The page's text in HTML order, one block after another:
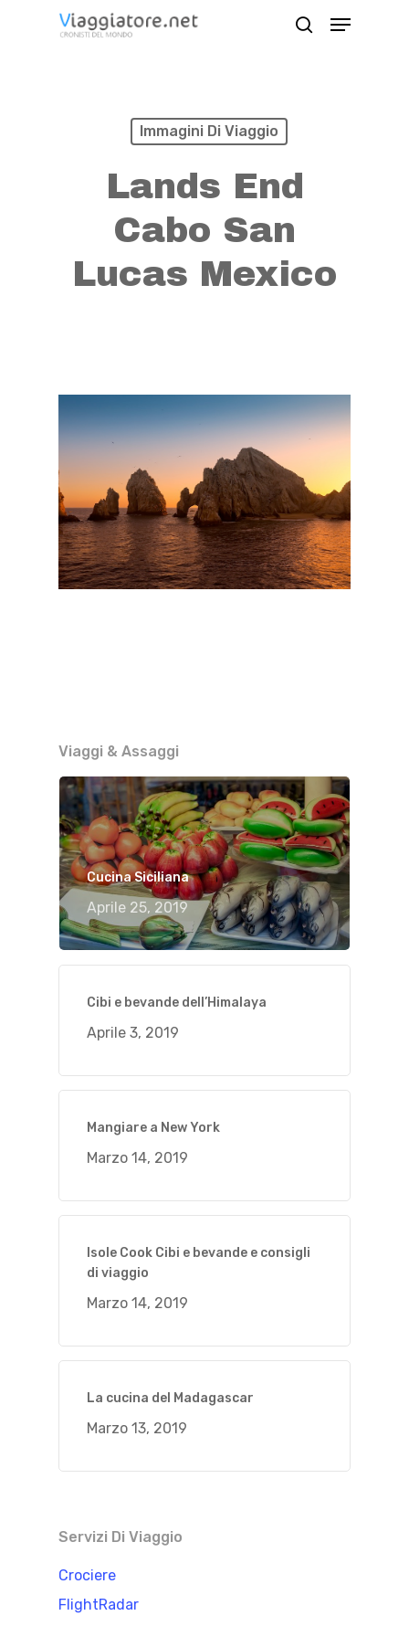
Menu
Immagini Di Viaggio
Lands End
Cabo San
Lucas Mexico
Viaggi & Assaggi
Cucina Siciliana
Aprile 25, 2019
Cibi e bevande dell’Himalaya
Aprile 3, 2019
Mangiare a New York
Marzo 14, 2019
Isole Cook Cibi e bevande e consigli
di viaggio
Marzo 14, 2019
La cucina del Madagascar
Marzo 13, 2019
Servizi Di Viaggio
Crociere
FlightRadar